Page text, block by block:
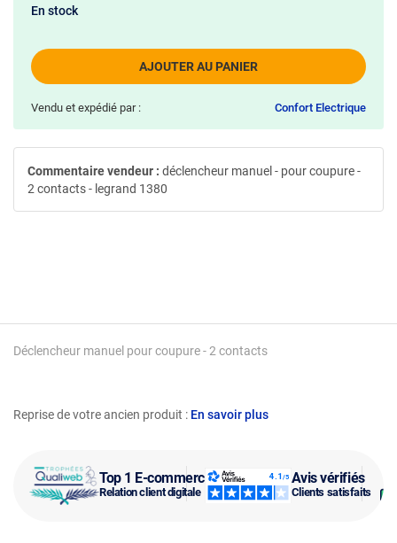
Top 1 E-commerce
Relation client digitale
Avis vérifiés
Clients satisfaits
Reprise de votre ancien produit : En savoir plus
Déclencheur manuel pour coupure - 2 contacts
AJOUTER AU PANIER
En stock
Vendu et expédié par : Confort Electrique
Commentaire vendeur : déclencheur manuel - pour coupure -
2 contacts - legrand 1380